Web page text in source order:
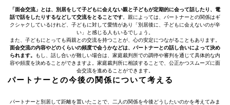
「面会交流」とは、別居をして子どもに会えない親と子どもが定期的に会って話したり、電
話で話をしたりするなどして交流をとることです 。親によっては、パートナーとの関係はギ
クシャクしているけれど、子どもに対して愛情があり「別居後に、子どもに会えないのが辛
い」と感じる人もいるでしょう。
また、子どもにとっても両親との交流を持つことが、心の安定につながることもあります。
面会交流の内容やどのくらいの頻度で会うかなどは、パートナーとの話し合いによって決め
られます。
もし、話し合いが難しい場合は、家庭裁判所での調停や審判を通じて具体的な内
容や頻度を決めることができますよ。家庭裁判所に相談することで、公正かつスムーズに面
会交流を進めることができます。
パートナーとの今後の関係について考える
パートナーと別居して距離を置いたことで、二人の関係を今後どうしたいのかを考えてみま